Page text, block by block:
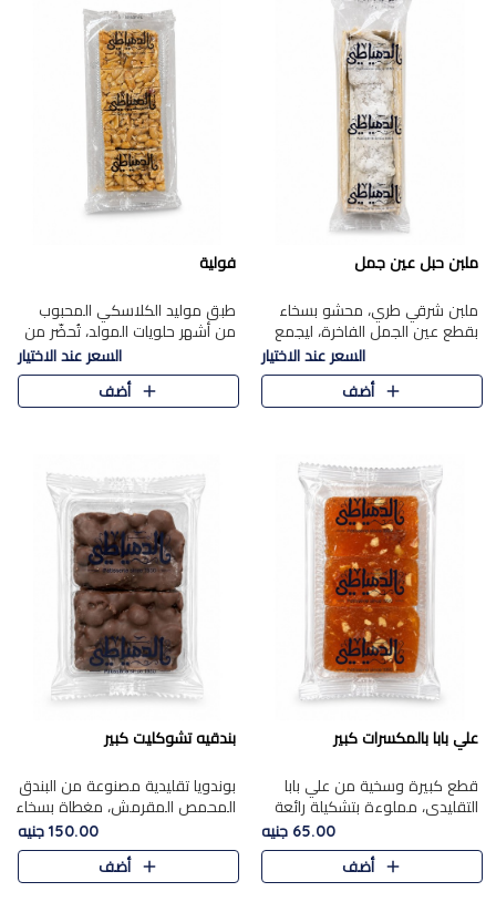
ملبن حبل عين جمل
ملبن شرقي طري، محشو بسخاء
بقطع عين الجمل الفاخرة، ليجمع
بين القوام الناعم وقرمشة الجوز
في مذاق شرقي أصيل.
السعر عند الاختيار
أضف
فولية
طبق موليد الكلاسكي المحبوب
من أشهر حلويات المولد، تُحضّر من
فول سوداني محمص بعناية
ومغلف بطبقة رقيقة من السكر
المكرمل، لتمنحك قرمشة أصيلة
السعر عند الاختيار
أضف
علي بابا بالمكسرات كبير
قطع كبيرة وسخية من علي بابا
التقليدي، مملوءة بتشكيلة رائعة
من المكسرات المحمصة المحمرة.
65.00 جنيه
أضف
بندقيه تشوكليت كبير
بوندويا تقليدية مصنوعة من البندق
المحمص المقرمش، مغطاة بسخاء
بشوكولاتة فاخرة غنية لتحقيق
التوازن المثالي بين قوام القرمشة
ونكهة الشوكولاتة ا..
150.00 جنيه
أضف